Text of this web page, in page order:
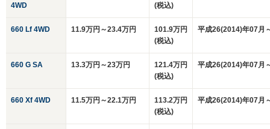
4WD
(税込)
660 Lf 4WD 11.9万円～23.4万円
101.9万円
(税込)
平成26(2014)年07月
660 G SA 13.3万円～23万円
121.4万円
(税込)
平成26(2014)年07月
660 Xf 4WD 11.5万円～22.1万円
113.2万円
(税込)
平成26(2014)年07月